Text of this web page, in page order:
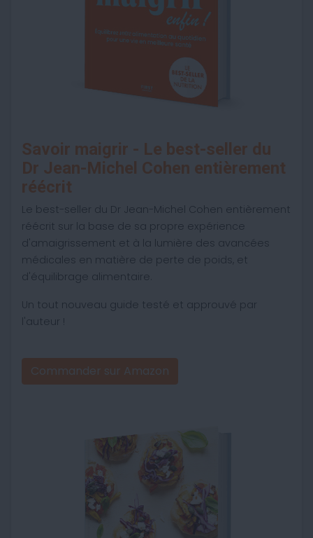
Savoir maigrir - Le best-seller du
Dr Jean-Michel Cohen entièrement
réécrit
Le best-seller du Dr Jean-Michel Cohen entièrement
réécrit sur la base de sa propre expérience
d'amaigrissement et à la lumière des avancées
médicales en matière de perte de poids, et
d'équilibrage alimentaire.
Un tout nouveau guide testé et approuvé par
l'auteur !
Commander sur Amazon